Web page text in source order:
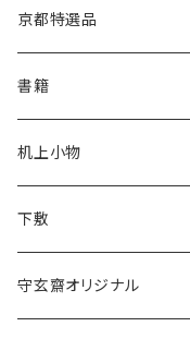
長栄堂
菊壽堂
唐筆
あかしや
長栄堂
菊壽堂
半切
1.75×7.5
半紙
半切
1.75×7.5
かな用
漢字用
かな用
京都特選品
書籍
机上小物
下敷
守玄齋オリジナル